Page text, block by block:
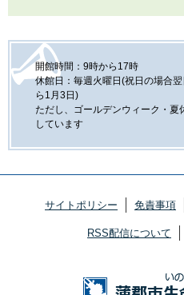
開館時間：9時から17時
休館日：毎週火曜日(祝日の場合
ら1月3日)
ただし、ゴールデンウィーク・
しています
サイトポリシー 免責事項
RSS配信について